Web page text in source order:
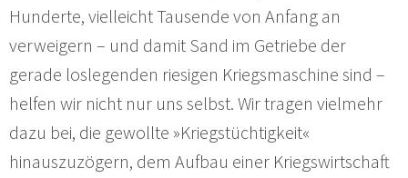
Hunderte, vielleicht Tausende von Anfang an
verweigern – und damit Sand im Getriebe der
gerade loslegenden riesigen Kriegsmaschine sind –
helfen wir nicht nur uns selbst. Wir tragen vielmehr
dazu bei, die gewollte »Kriegstüchtigkeit«
hinauszuzögern, dem Aufbau einer Kriegswirtschaft